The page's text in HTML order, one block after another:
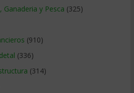
y Pesca (325)
(910)
(336)
(314)